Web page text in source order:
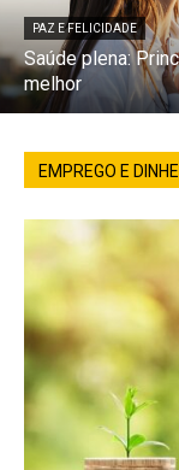
PAZ E FELICIDADE
Saúde plena:
melhor
EMPREGO E